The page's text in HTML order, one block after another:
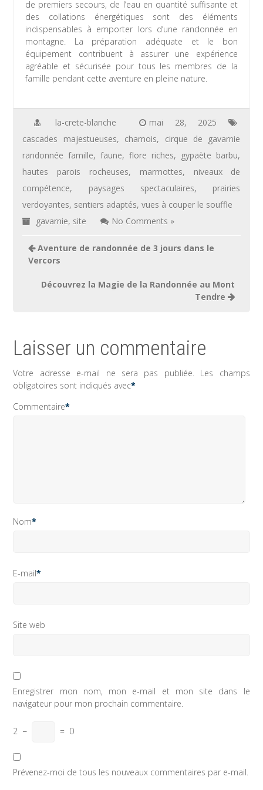
de premiers secours, de l’eau en quantité suffisante et
des collations énergétiques sont des éléments
indispensables à emporter lors d’une randonnée en
montagne. La préparation adéquate et le bon
équipement contribuent à assurer une expérience
agréable et sécurisée pour tous les membres de la
famille pendant cette aventure en pleine nature.
la-crete-blanche
mai 28, 2025
cascades majestueuses, chamois, cirque de gavarnie
randonnée famille,faune,flore riches, gypaète barbu,
hautes parois rocheuses, marmottes, niveaux de
compétence, paysages spectaculaires, prairies
verdoyantes, sentiers adaptés,vues à couper le souffle
gavarnie, site No Comments »
Navigation
de
Aventure de randonnée de 3 jours dans le
Vercors
Découvrez la Magie de la Randonnée au Mont
Tendre
Laisser un commentaire
Votre adresse e-mail ne sera pas publiée. Les champs
obligatoires sont indiqués avec*
Commentaire*
Nom*
E-mail*
Site web
Enregistrer mon nom, mon e-mail et mon site dans le
navigateur pour mon prochain commentaire.
2 − = 0
Prévenez-moi de tous les nouveaux commentaires par e-mail.